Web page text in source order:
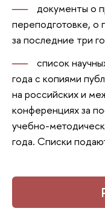
документы о
переподготовке, о
за последние три
список
года с копиями
на российских и
конференциях за
учебно-
года. Списки